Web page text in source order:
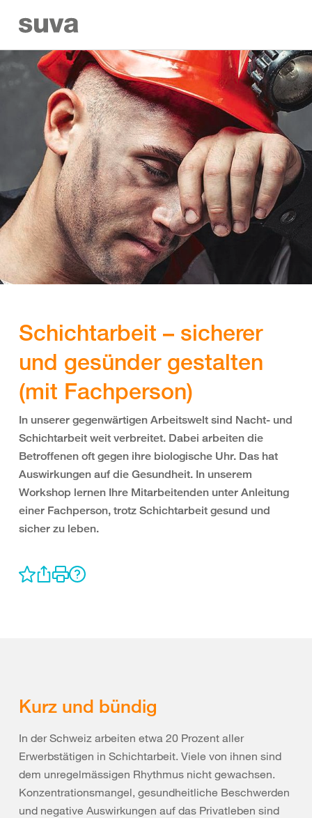
Schichtarbeit – sicherer
und gesünder gestalten
(mit Fachperson)
In unserer gegenwärtigen Arbeitswelt sind Nacht- und
Schichtarbeit weit verbreitet. Dabei arbeiten die
Betroffenen oft gegen ihre biologische Uhr. Das hat
Auswirkungen auf die Gesundheit. In unserem
Workshop lernen Ihre Mitarbeitenden unter Anleitung
einer Fachperson, trotz Schichtarbeit gesund und
sicher zu leben.
Kurz und bündig
In der Schweiz arbeiten etwa 20 Prozent aller
Erwerbstätigen in Schichtarbeit. Viele von ihnen sind
dem unregelmässigen Rhythmus nicht gewachsen.
Konzentrationsmangel, gesundheitliche Beschwerden
und negative Auswirkungen auf das Privatleben sind